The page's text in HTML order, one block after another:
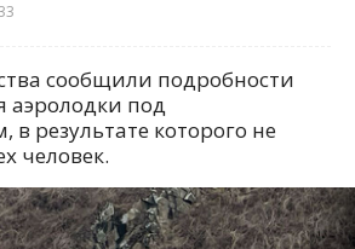
сообщили подробности
под
в результате которого не
человек.